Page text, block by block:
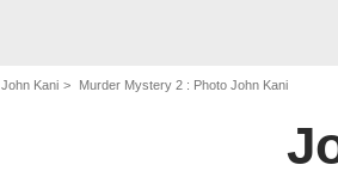
John Kani Murder Mystery 2 : Photo John Kani